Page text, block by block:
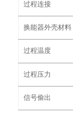
过程连接
换能器外壳材料
过程温度
过程压力
信号偷出